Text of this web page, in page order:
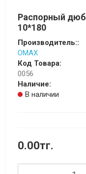
Распорный
10*180
Производитель::
OMAX
Код Товара:
0056
Наличие:
В наличии
0.00тг.